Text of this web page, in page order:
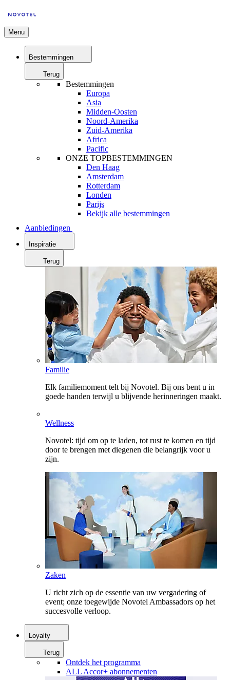
Menu
Bestemmingen
Terug
Bestemmingen
Europa
Asia
Midden-Oosten
Noord-Amerika
Zuid-Amerika
Africa
Pacific
ONZE TOPBESTEMMINGEN
Den Haag
Amsterdam
Rotterdam
Londen
Parijs
Bekijk alle bestemmingen
Aanbiedingen
Inspiratie
Terug
Familie
Elk familiemoment telt bij Novotel. Bij ons bent u in
goede handen terwijl u blijvende herinneringen maakt.
Wellness
Novotel: tijd om op te laden, tot rust te komen en tijd
door te brengen met diegenen die belangrijk voor u
zijn.
Zaken
U richt zich op de essentie van uw vergadering of
event; onze toegewijde Novotel Ambassadors op het
succesvolle verloop.
Loyalty
Terug
Ontdek het programma
ALL Accor+ abonnementen